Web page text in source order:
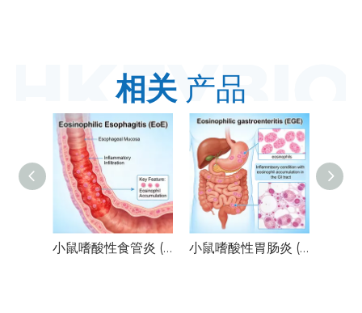
相关 产品
小鼠嗜酸性食管炎 (EoE) 模型 小鼠嗜酸性胃肠炎 (EGE) 模型